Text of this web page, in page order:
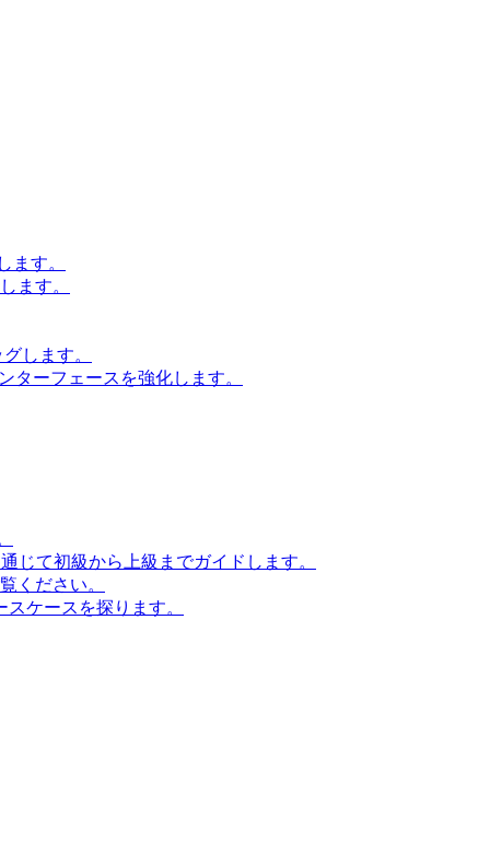
ます。
ます。
します。
ターフェースを強化します。
じて初級から上級までガイドします。
ください。
ケースを探ります。